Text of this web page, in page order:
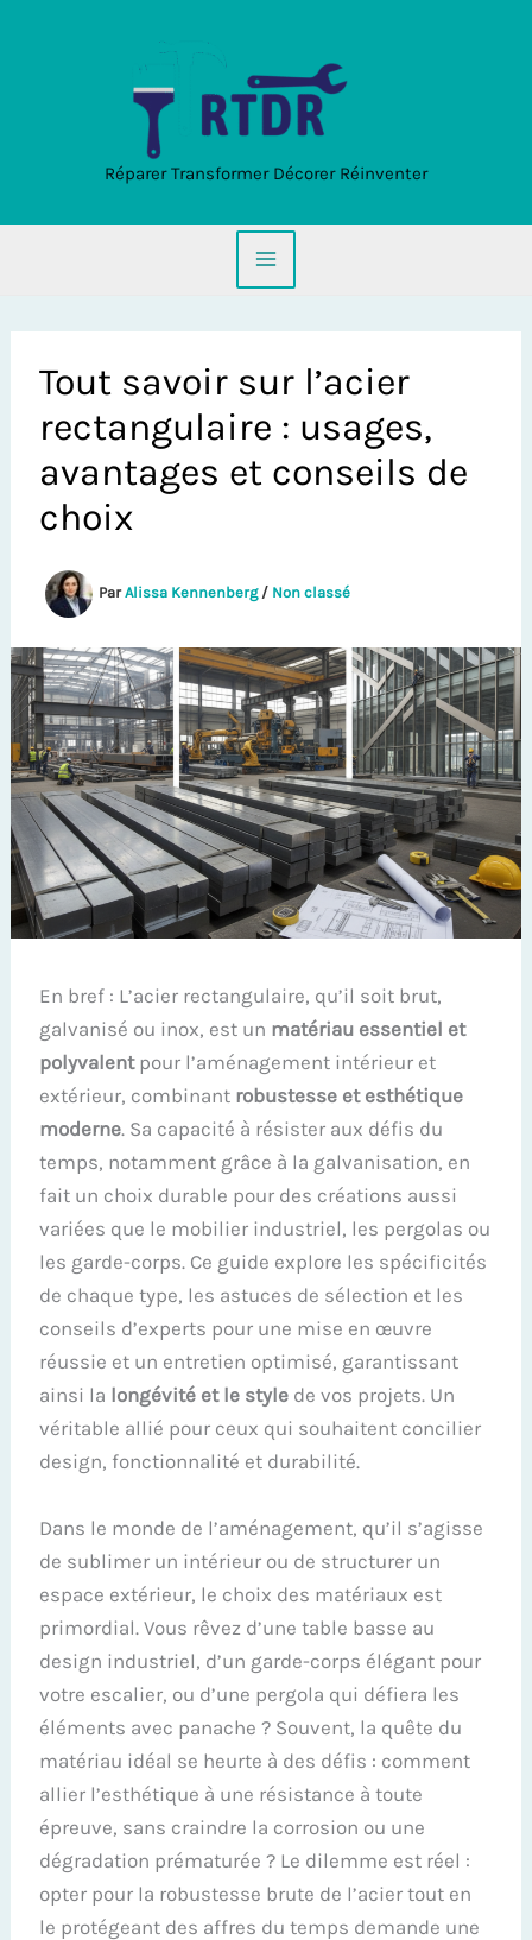
Réparer Transformer Décorer Réinventer
Tout savoir sur l’acier
rectangulaire : usages,
avantages et conseils de
choix
ParAlissa Kennenberg / Non classé
En bref : L’acier rectangulaire, qu’il soit brut,
galvanisé ou inox, est un matériau essentiel et
polyvalentpour l’aménagement intérieur et
extérieur, combinant robustesse et esthétique
moderne. Sa capacité à résister aux défis du
temps, notamment grâce à la galvanisation, en
fait un choix durable pour des créations aussi
variées que le mobilier industriel, les pergolas ou
les garde-corps. Ce guide explore les spécificités
de chaque type, les astuces de sélection et les
conseils d’experts pour une mise en œuvre
réussie et un entretien optimisé, garantissant
ainsi la longévité et le style de vos projets. Un
véritable allié pour ceux qui souhaitent concilier
design, fonctionnalité et durabilité.
Dans le monde de l’aménagement, qu’il s’agisse
de sublimer un intérieur ou de structurer un
espace extérieur, le choix des matériaux est
primordial. Vous rêvez d’une table basse au
design industriel, d’un garde-corps élégant pour
votre escalier, ou d’une pergola qui défiera les
éléments avec panache ? Souvent, la quête du
matériau idéal se heurte à des défis : comment
allier l’esthétique à une résistance à toute
épreuve, sans craindre la corrosion ou une
dégradation prématurée ? Le dilemme est réel :
opter pour la robustesse brute de l’acier tout en
le protégeant des affres du temps demande une